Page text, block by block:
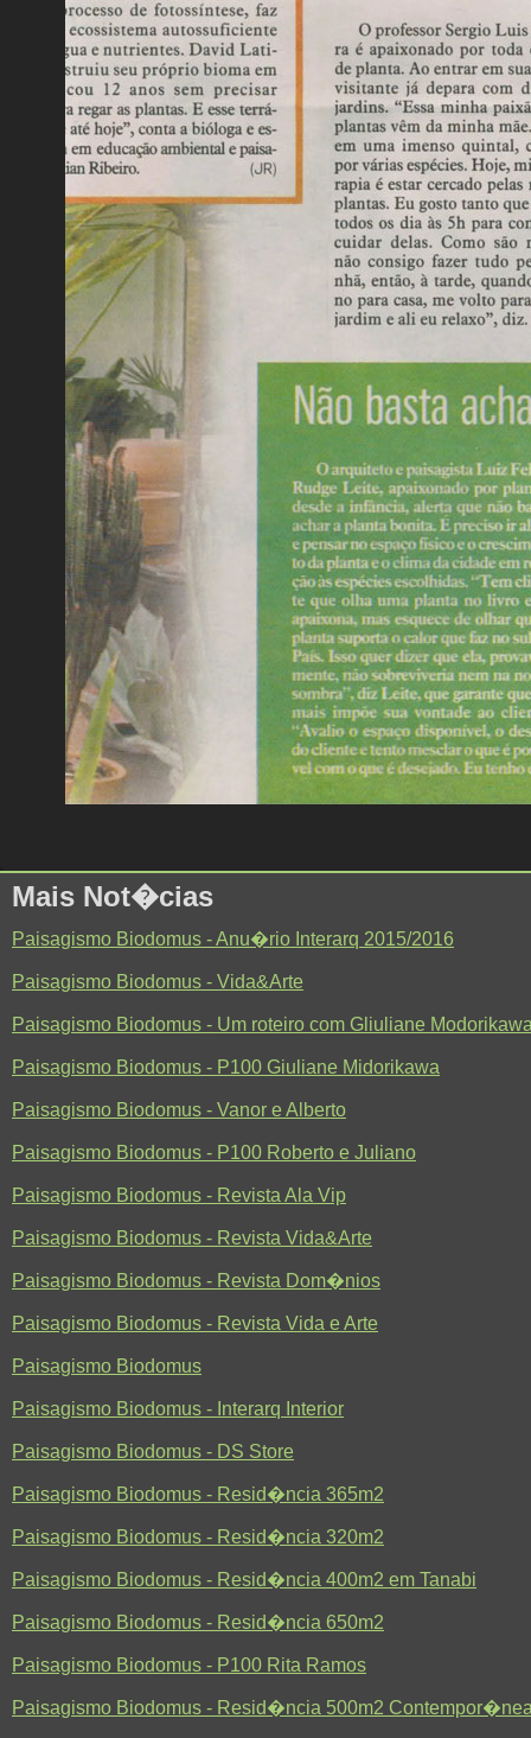
Mais Not�cias
Paisagismo Biodomus - Anu�rio Interarq 2015/2016
Paisagismo Biodomus - Vida&Arte
Paisagismo Biodomus - Um roteiro com Gliuliane
Paisagismo Biodomus - P100 Giuliane Midorikawa
Paisagismo Biodomus - Vanor e Alberto
Paisagismo Biodomus - P100 Roberto e Juliano
Paisagismo Biodomus - Revista Ala Vip
Paisagismo Biodomus - Revista Vida&Arte
Paisagismo Biodomus - Revista Dom�nios
Paisagismo Biodomus - Revista Vida e Arte
Paisagismo Biodomus
Paisagismo Biodomus - Interarq Interior
Paisagismo Biodomus - DS Store
Paisagismo Biodomus - Resid�ncia 365m2
Paisagismo Biodomus - Resid�ncia 320m2
Paisagismo Biodomus - Resid�ncia 400m2 em Tanabi
Paisagismo Biodomus - Resid�ncia 650m2
Paisagismo Biodomus - P100 Rita Ramos
Paisagismo Biodomus - Resid�ncia 500m2